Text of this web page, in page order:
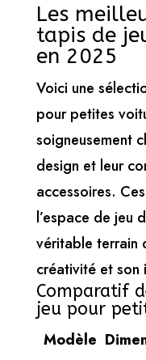
Les
tapis de
en 2025
Voici une
pour petites
soigneusement
design et leur
accessoires.
l’espace de jeu
véritable terrain
créativité et son
Comparatif
jeu pour
Modèle